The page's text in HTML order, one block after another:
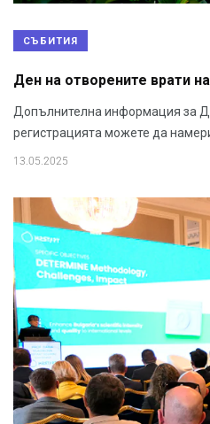
СЪБИТИЯ
Ден на отворените врати
Допълнителна информация за
регистрацията можете да
13.05.2025